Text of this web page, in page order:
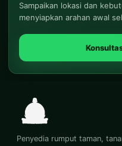
Sampaikan lokasi dan
menyiapkan arahan awal
Penyedia rumput taman,